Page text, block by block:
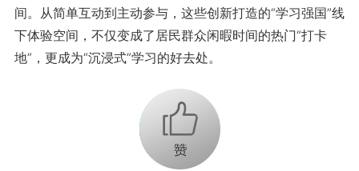
间。从简单互动到主动参与，这些创新打造的“学习强国”线
下体验空间，不仅变成了居民群众闲暇时间的热门“打卡
地”，更成为“沉浸式”学习的好去处。
+1